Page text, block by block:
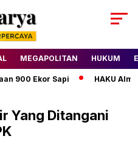
MEGAPOLITAN HUKUM
Ekor Sapi HAKU Almond
Yang Ditangani